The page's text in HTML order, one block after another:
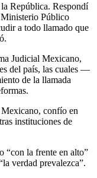
República. Respondí
Público
a todo llamado que
Judicial Mexicano,
del país, las cuales —
de la llamada
confío en
instituciones de
“con la frente en alto”
verdad prevalezca”.